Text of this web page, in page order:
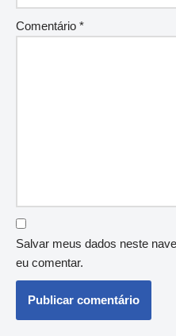
Comentário *
Salvar meus dados neste
eu comentar.